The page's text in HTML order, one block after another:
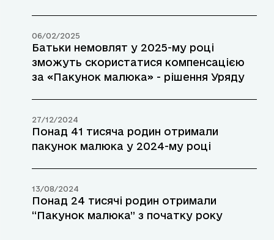
06/02/2025
Батьки немовлят у 2025-му році
зможуть скористатися компенсацією
за «Пакунок малюка» - рішення Уряду
27/12/2024
Понад 41 тисяча родин отримали
пакунок малюка у 2024-му році
13/08/2024
Понад 24 тисячі родин отримали
“Пакунок малюка” з початку року